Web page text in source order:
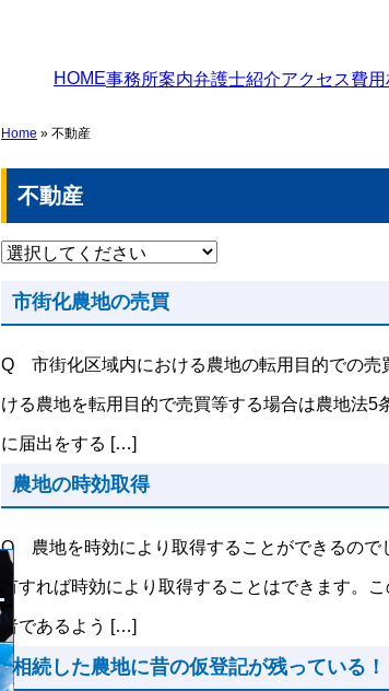
HOME事務所案内弁護士紹介アクセス費用
Home » 不動産
不動産
市街化農地の売買
Q 市街化区域内における農地の転用目的での
ける農地を転用目的で売買等する場合は農地法
に届出をする […]
農地の時効取得
Q 農地を時効により取得することができるの
有すれば時効により取得することはできます
者であるよう […]
相続した農地に昔の仮登記が残っている！